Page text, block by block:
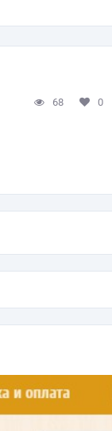
68 0